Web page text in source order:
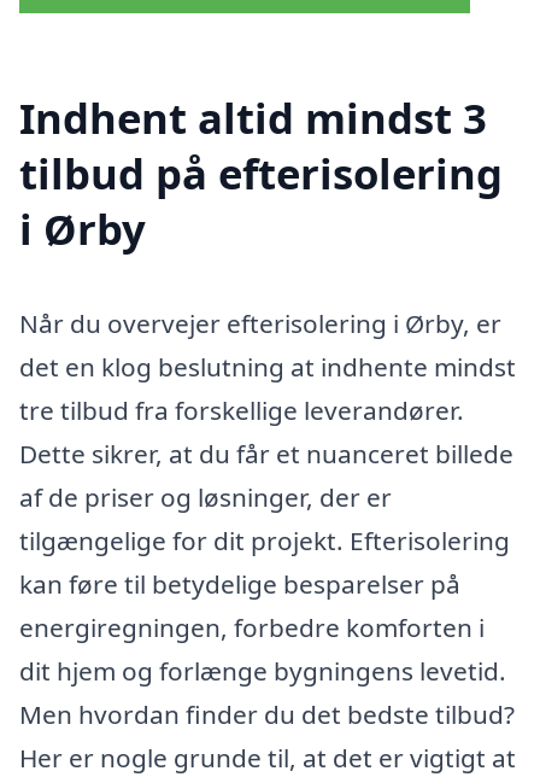
Indhent altid mindst 3
tilbud på efterisolering
i Ørby
Når du overvejer efterisolering i Ørby, er
det en klog beslutning at indhente mindst
tre tilbud fra forskellige leverandører.
Dette sikrer, at du får et nuanceret billede
af de priser og løsninger, der er
tilgængelige for dit projekt. Efterisolering
kan føre til betydelige besparelser på
energiregningen, forbedre komforten i
dit hjem og forlænge bygningens levetid.
Men hvordan finder du det bedste tilbud?
Her er nogle grunde til, at det er vigtigt at